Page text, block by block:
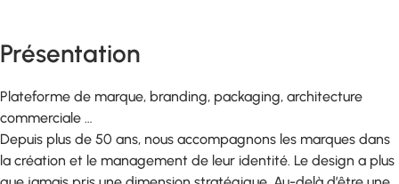
Présentation
Plateforme de marque, branding, packaging, architecture
commerciale …
Depuis plus de 50 ans, nous accompagnons les marques dans
la création et le management de leur identité. Le design a plus